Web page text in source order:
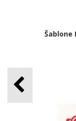
Šablone